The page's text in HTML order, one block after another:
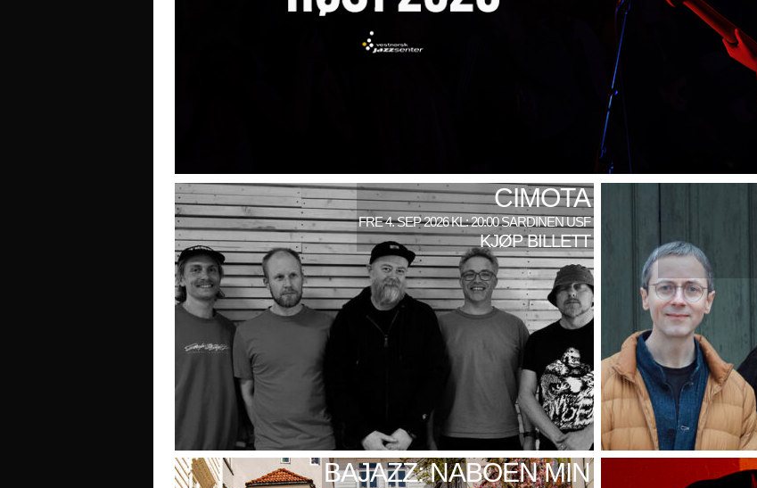
CIMOTA
FRE 4. SEP 2026 KL: 20:00 SARDINEN USF
KJØP BILLETT
BAJAZZ: NABOEN MIN